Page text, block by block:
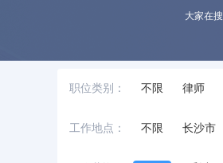
大家在搜
职位类别： 不限 律师
工作地点： 不限 长沙市